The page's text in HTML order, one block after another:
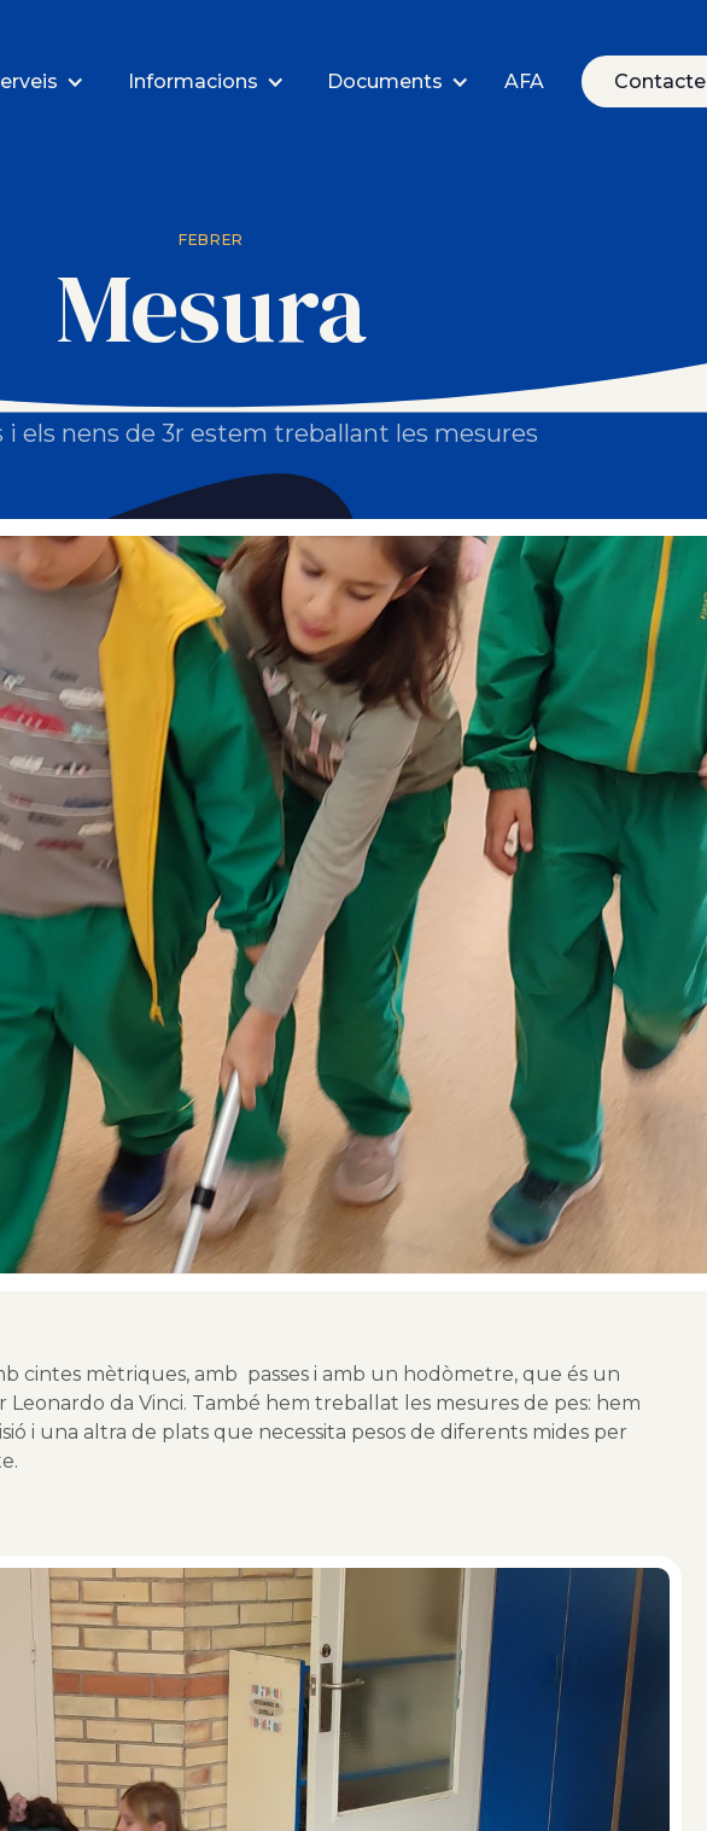
Informacions Documents AFA Contacte
FEBRER
Mesura
i els nens de 3r estem treballant les mesures
cintes mètriques, amb passes i amb un hodòmetre, que és un
da Vinci. També hem treballat les mesures de pes: hem
i una altra de plats que necessita pesos de diferents mides per